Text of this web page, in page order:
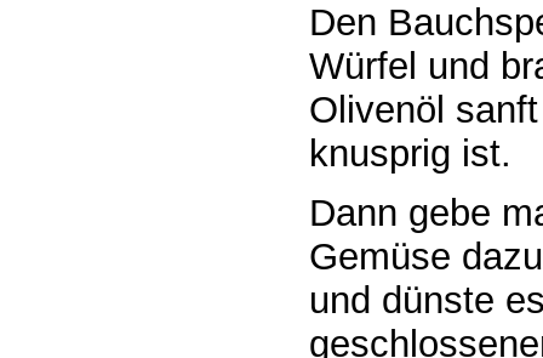
Den
Würfel und
Olivenöl
knusprig ist.
Dann gebe
Gemüse
und dünste